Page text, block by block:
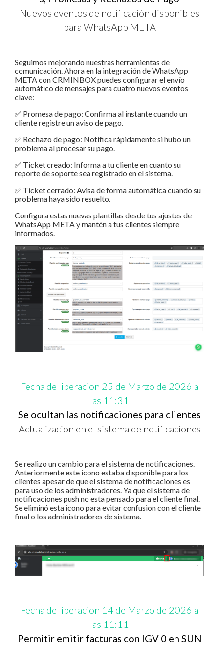
Nuevos eventos de notificación disponibles
para WhatsApp META
Seguimos mejorando nuestras herramientas de
comunicación. Ahora en la integración de WhatsApp
META con CRMINBOX puedes configurar el envío
automático de mensajes para cuatro nuevos eventos
clave:
✅ Promesa de pago: Confirma al instante cuando un
cliente registre un aviso de pago.
✅ Rechazo de pago: Notifica rápidamente si hubo un
problema al procesar su pago.
✅ Ticket creado: Informa a tu cliente en cuanto su
reporte de soporte sea registrado en el sistema.
✅ Ticket cerrado: Avisa de forma automática cuando su
problema haya sido resuelto.
Configura estas nuevas plantillas desde tus ajustes de
WhatsApp META y mantén a tus clientes siempre
informados.
Fecha de liberacion 25 de Marzo de 2026 a
las 11:31
Se ocultan las notificaciones para clientes
Actualizacion en el sistema de notificaciones
Se realizo un cambio para el sistema de notificaciones.
Anteriormente este icono estaba disponible para los
clientes apesar de que el sistema de notificaciones es
para uso de los administradores. Ya que el sistema de
notificaciones push no esta pensado para el cliente final.
Se eliminó esta icono para evitar confusion con el cliente
final o los administradores de sistema.
Fecha de liberacion 14 de Marzo de 2026 a
las 11:11
Permitir emitir facturas con IGV 0 en SUN